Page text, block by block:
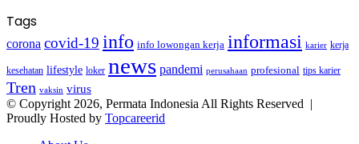
Tags
corona covid-19 info info lowongan kerja informasi karier kerja
kesehatan lifestyle loker news pandemi perusahaan profesional tips karier
Tren vaksin virus
© Copyright 2026, Permata Indonesia All Rights Reserved |
Proudly Hosted by Topcareerid